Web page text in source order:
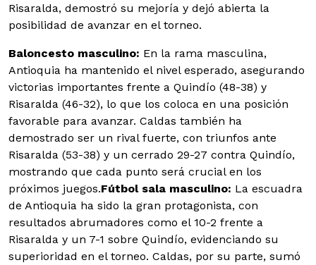
Risaralda, demostró su mejoría y dejó abierta la
posibilidad de avanzar en el torneo.
Baloncesto masculino: En la rama masculina,
Antioquia ha mantenido el nivel esperado, asegurando
victorias importantes frente a Quindío (48-38) y
Risaralda (46-32), lo que los coloca en una posición
favorable para avanzar. Caldas también ha
demostrado ser un rival fuerte, con triunfos ante
Risaralda (53-38) y un cerrado 29-27 contra Quindío,
mostrando que cada punto será crucial en los
próximos juegos.Fútbol sala masculino: La escuadra
de Antioquia ha sido la gran protagonista, con
resultados abrumadores como el 10-2 frente a
Risaralda y un 7-1 sobre Quindío, evidenciando su
superioridad en el torneo. Caldas, por su parte, sumó